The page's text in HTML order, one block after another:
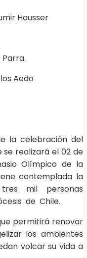
Hausser
Aedo
la celebración del
se realizará el 02 de
Olímpico de la
contemplada la
mil personas
de Chile.
permitirá renovar
los ambientes
volcar su vida a